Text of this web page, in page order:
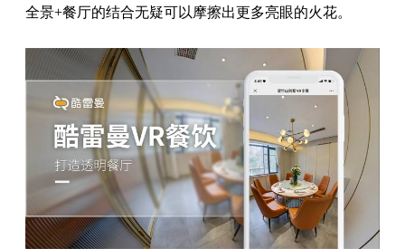
全景+餐厅的结合无疑可以摩擦出更多亮眼的火花。